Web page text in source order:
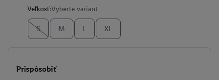
Veľkosť:Vyberte variant
S M L XL
Prispôsobiť